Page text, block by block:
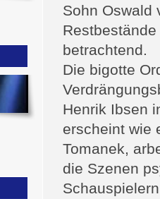
Sohn Oswald
betrachtend.
Die bigotte
Henrik Ibsen
erscheint wie
Tomanek,
die Szenen